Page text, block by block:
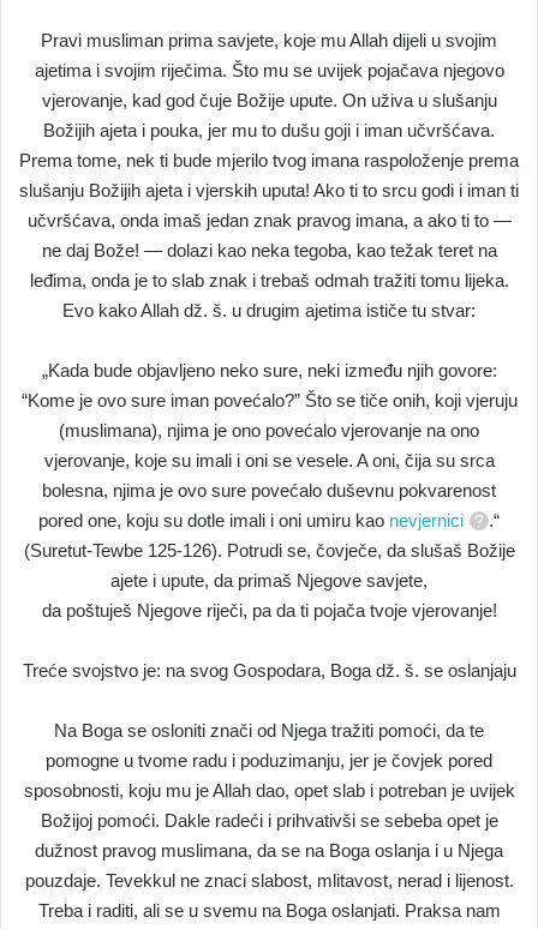
Pravi musliman prima savjete, koje mu Allah dijeli u svojim
ajetima i svojim riječima. Što mu se uvijek pojačava njegovo
vjerovanje, kad god čuje Božije upute. On uživa u slušanju
Božijih ajeta i pouka, jer mu to dušu goji i iman učvršćava.
Prema tome, nek ti bude mjerilo tvog imana raspoloženje prema
slušanju Božijih ajeta i vjerskih uputa! Ako ti to srcu godi i iman ti
učvršćava, onda imaš jedan znak pravog imana, a ako ti to —
ne daj Bože! — dolazi kao neka tegoba, kao težak teret na
leđima, onda je to slab znak i trebaš odmah tražiti tomu lijeka.
Evo kako Allah dž. š. u drugim ajetima ističe tu stvar:
„Kada bude objavljeno neko sure, neki između njih govore:
“Kome je ovo sure iman povećalo?” Što se tiče onih, koji vjeruju
(muslimana), njima je ono povećalo vjerovanje na ono
vjerovanje, koje su imali i oni se vesele. A oni, čija su srca
bolesna, njima je ovo sure povećalo duševnu pokvarenost
pored one, koju su dotle imali i oni umiru kao nevjernici
.“
(Suretut-Tewbe 125-126). Potrudi se, čovječe, da slušaš Božije
ajete i upute, da primaš Njegove savjete,
da poštuješ Njegove riječi, pa da ti pojača tvoje vjerovanje!
Treće svojstvo je: na svog Gospodara, Boga dž. š. se oslanjaju
Na Boga se osloniti znači od Njega tražiti pomoći, da te
pomogne u tvome radu i poduzimanju, jer je čovjek pored
sposobnosti, koju mu je Allah dao, opet slab i potreban je uvijek
Božijoj pomoći. Dakle radeći i prihvativši se sebeba opet je
dužnost pravog muslimana, da se na Boga oslanja i u Njega
pouzdaje. Tevekkul ne znaci slabost, mlitavost, nerad i lijenost.
Treba i raditi, ali se u svemu na Boga oslanjati. Praksa nam